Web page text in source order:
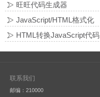
旺旺代码生成器
JavaScript/HTML格式化
HTML转换JavaScript代码
联系我们
邮编：210000